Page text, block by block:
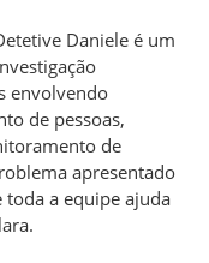
Daniele é um
envolvendo
de pessoas,
de
apresentado
a equipe ajuda